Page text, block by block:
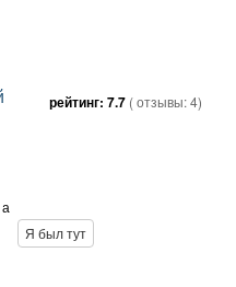
рейтинг: 7.7 ( отзывы:4)
Я был тут